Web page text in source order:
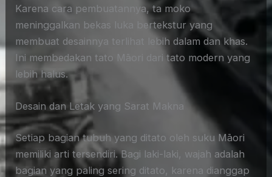
Karena cara pembuatannya, ta moko
meninggalkan bekas luka bertekstur yang
membuat desainnya terlihat lebih dalam dan khas.
Ini membedakan tato Māori dari tato modern yang
lebih halus.
Desain dan Letak yang Sarat Makna
Setiap bagian tubuh yang ditato oleh suku Māori
memiliki arti tersendiri. Bagi laki-laki, wajah adalah
bagian yang paling sering ditato, karena dianggap